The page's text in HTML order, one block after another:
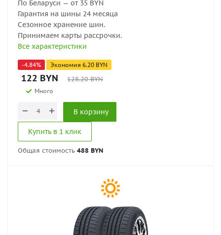
По Беларуси — от 35 BYN
Гарантия на шины 24 месяца
Сезонное хранение шин.
Принимаем карты рассрочки.
Все характеристики
-4.84% Экономия 6.20 BYN
122 BYN 128.20BYN
Много
В корзину
Купить в 1 клик
Общая стоимость 488 BYN